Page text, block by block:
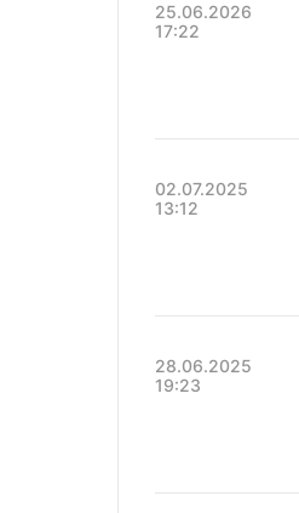
25.06.2026
17:22
02.07.2025
13:12
28.06.2025
19:23